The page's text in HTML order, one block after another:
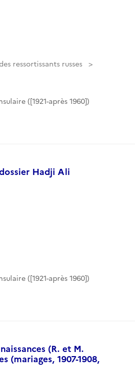
ressortissants russes
([1921-après 1960])
Hadji Ali
([1921-après 1960])
(R. et M.
(mariages, 1907-1908,